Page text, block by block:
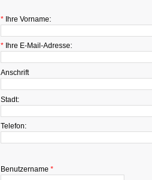
* Ihre Vorname:
* Ihre E-Mail-Adresse:
Anschrift
Stadt:
Telefon:
Benutzername *